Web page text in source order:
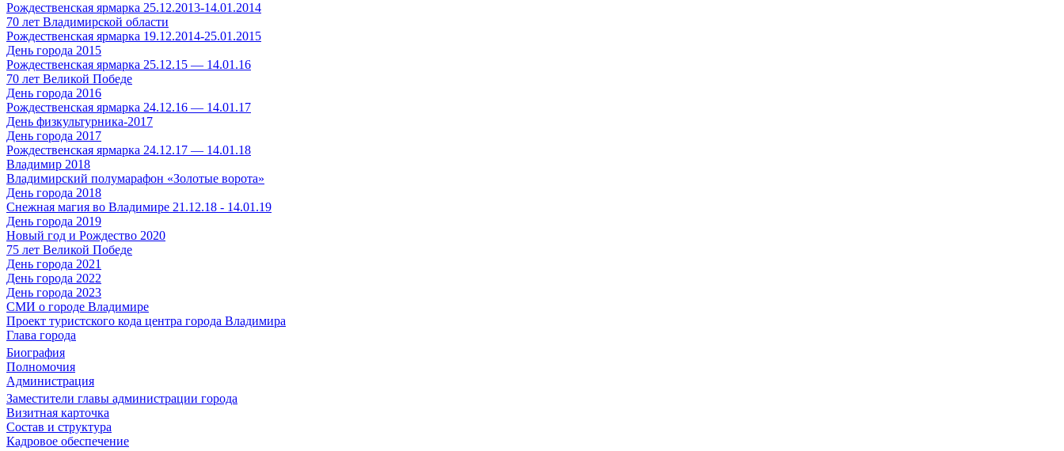
Рождественская ярмарка 25.12.2013-14.01.2014
70 лет Владимирской области
Рождественская ярмарка 19.12.2014-25.01.2015
День города 2015
Рождественская ярмарка 25.12.15 — 14.01.16
70 лет Великой Победе
День города 2016
Рождественская ярмарка 24.12.16 — 14.01.17
День физкультурника-2017
День города 2017
Рождественская ярмарка 24.12.17 — 14.01.18
Владимир 2018
Владимирский полумарафон «Золотые ворота»
День города 2018
Снежная магия во Владимире 21.12.18 - 14.01.19
День города 2019
Новый год и Рождество 2020
75 лет Великой Победе
День города 2021
День города 2022
День города 2023
СМИ о городе Владимире
Проект туристского кода центра города Владимира
Глава города
Биография
Полномочия
Администрация
Заместители главы администрации города
Визитная карточка
Состав и структура
Кадровое обеспечение